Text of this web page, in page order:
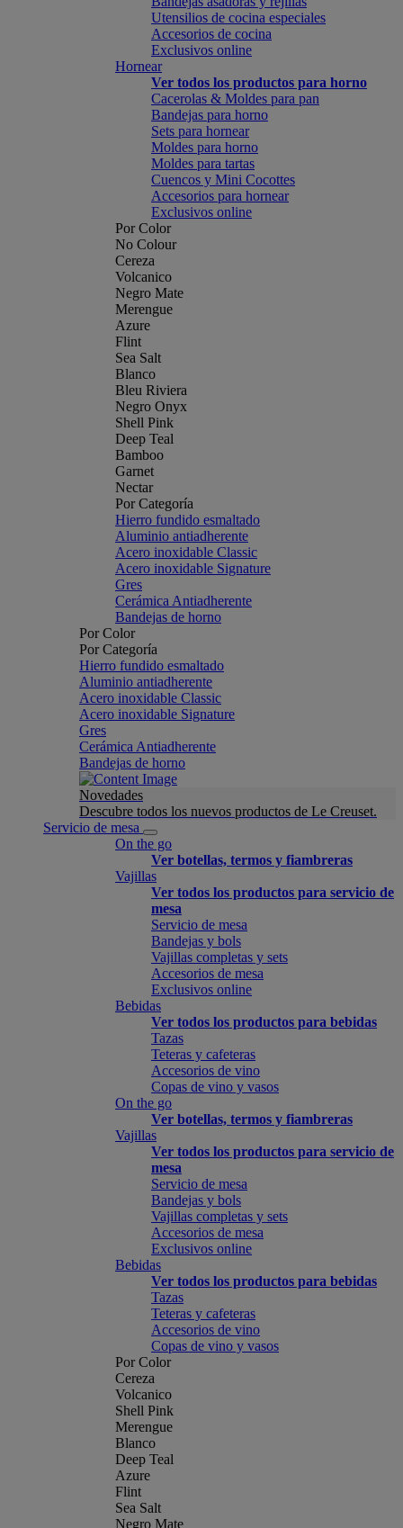
Utensilios de cocina especiales
Accesorios de cocina
Exclusivos online
Hornear
Ver todos los productos para horno
Cacerolas & Moldes para pan
Bandejas para horno
Sets para hornear
Moldes para horno
Moldes para tartas
Cuencos y Mini Cocottes
Accesorios para hornear
Exclusivos online
Por Color
No Colour
Cereza
Volcanico
Negro Mate
Merengue
Azure
Flint
Sea Salt
Blanco
Bleu Riviera
Negro Onyx
Shell Pink
Deep Teal
Bamboo
Garnet
Nectar
Por Categoría
Hierro fundido esmaltado
Aluminio antiadherente
Acero inoxidable Classic
Acero inoxidable Signature
Gres
Cerámica Antiadherente
Bandejas de horno
Por Color
Por Categoría
Hierro fundido esmaltado
Aluminio antiadherente
Acero inoxidable Classic
Acero inoxidable Signature
Gres
Cerámica Antiadherente
Bandejas de horno
Novedades
Descubre todos los nuevos productos de Le Creuset.
Servicio de mesa
On the go
Ver botellas, termos y fiambreras
Vajillas
Ver todos los productos para servicio de
mesa
Servicio de mesa
Bandejas y bols
Vajillas completas y sets
Accesorios de mesa
Exclusivos online
Bebidas
Ver todos los productos para bebidas
Tazas
Teteras y cafeteras
Accesorios de vino
Copas de vino y vasos
On the go
Ver botellas, termos y fiambreras
Vajillas
Ver todos los productos para servicio de
mesa
Servicio de mesa
Bandejas y bols
Vajillas completas y sets
Accesorios de mesa
Exclusivos online
Bebidas
Ver todos los productos para bebidas
Tazas
Teteras y cafeteras
Accesorios de vino
Copas de vino y vasos
Por Color
Cereza
Volcanico
Shell Pink
Merengue
Blanco
Deep Teal
Azure
Flint
Sea Salt
Negro Mate